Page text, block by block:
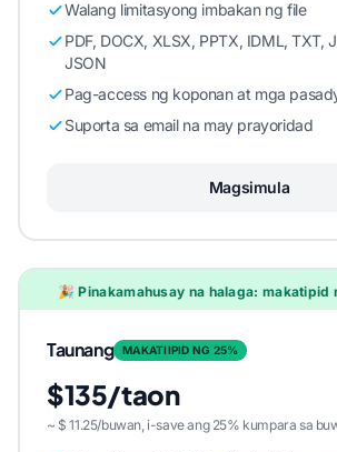
Walang limitasyong imbakan ng file
PDF, DOCX, XLSX, PPTX, IDML, TXT,
JSON
Pag-access ng koponan at mga
Suporta sa email na may prayoridad
Magsimula
🎉 Pinakamahusay na halaga:
Taunang MAKATIIPID NG 25%
$135/taon
~ $ 11.25/buwan, i-save ang 25% kumpara sa